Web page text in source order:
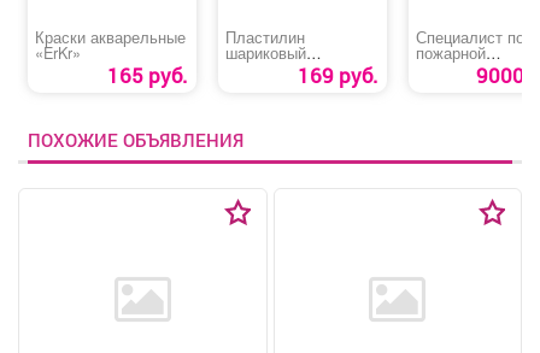
Краски акварельные
«ErKr»
165 руб.
Пластилин
шариковый
суперлегкий
«Homecenter»169 руб.
Специалист по
пожарной
профилактике
9000
ПОХОЖИЕ ОБЪЯВЛЕНИЯ